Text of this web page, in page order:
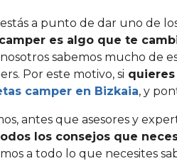
a punto de dar uno de
es algo que te
sabemos mucho de
Por este motivo, si
camper en Bizkaia, y
antes que asesores y
los consejos que
a todo lo que necesites